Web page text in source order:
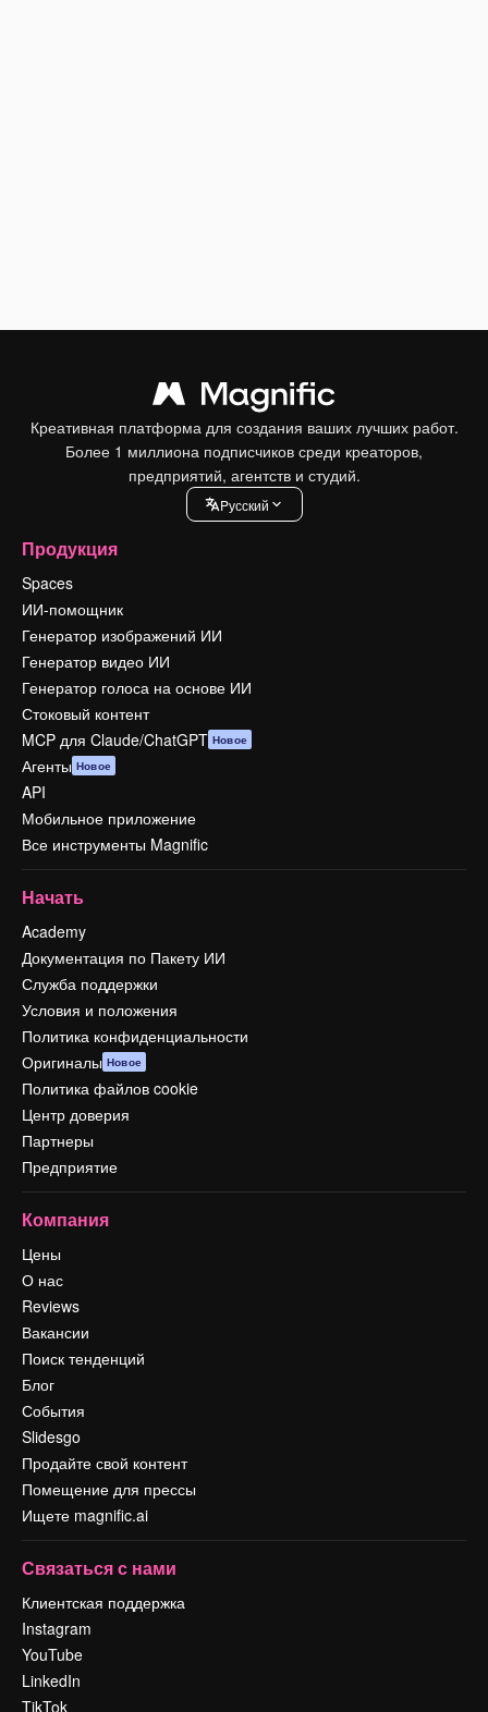
Креативная платформа для создания ваших лучших работ.
Более 1 миллиона подписчиков среди креаторов,
предприятий, агентств и студий.
Pусский
Продукция
Spaces
ИИ-помощник
Генератор изображений ИИ
Генератор видео ИИ
Генератор голоса на основе ИИ
Стоковый контент
MCP для Claude/ChatGPT Новое
Агенты Новое
API
Мобильное приложение
Все инструменты Magnific
Начать
Academy
Документация по Пакету ИИ
Служба поддержки
Условия и положения
Политика конфиденциальности
Оригиналы Новое
Политика файлов cookie
Центр доверия
Партнеры
Предприятие
Компания
Цены
О нас
Reviews
Вакансии
Поиск тенденций
Блог
События
Slidesgo
Продайте свой контент
Помещение для прессы
Ищете magnific.ai
Связаться с нами
Клиентская поддержка
Instagram
YouTube
LinkedIn
TikTok